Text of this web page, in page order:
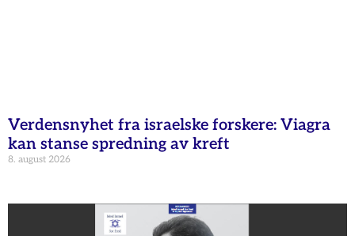
Verdensnyhet fra israelske forskere: Viagra
kan stanse spredning av kreft
8. august 2026